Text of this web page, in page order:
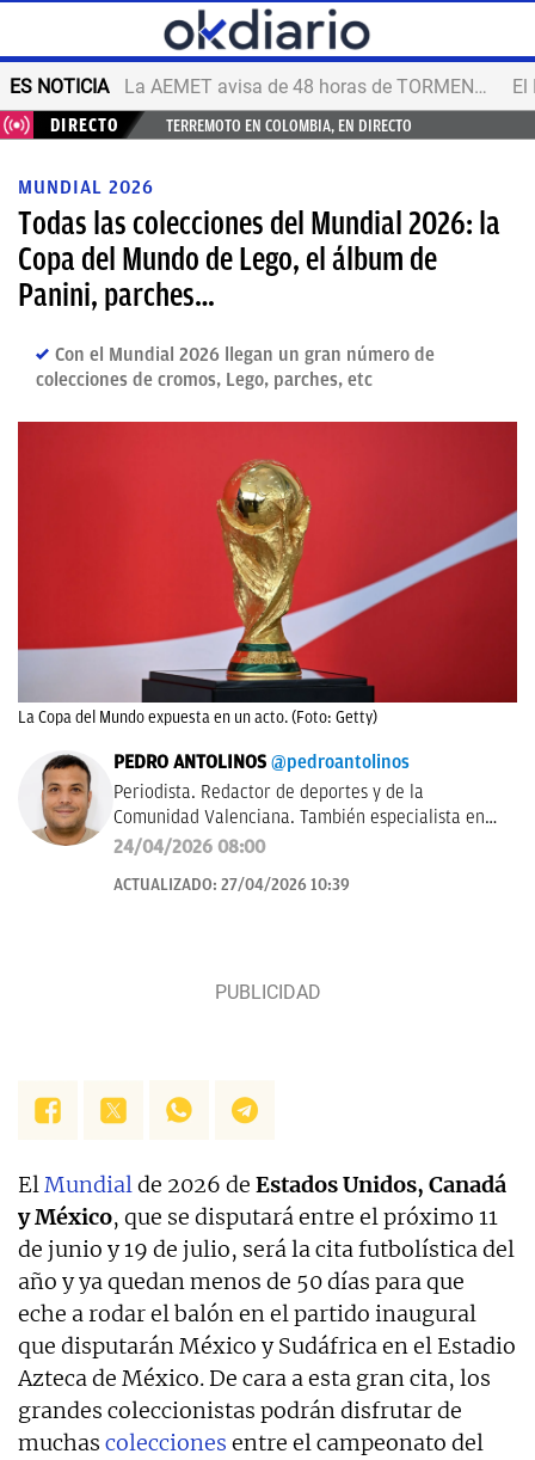
ES NOTICIA La AEMET avisa de 48 horas de TORMENTAS y GRANIZO
DIRECTO TERREMOTO EN COLOMBIA, EN DIRECTO
MUNDIAL 2026
Todas las colecciones del Mundial 2026: la
Copa del Mundo de Lego, el álbum de
Panini, parches…
Con el Mundial 2026 llegan un gran número de
colecciones de cromos, Lego, parches, etc
La Copa del Mundo expuesta en un acto. (Foto: Getty)
PEDRO ANTOLINOS @pedroantolinos
Periodista. Redactor de deportes y de la
Comunidad Valenciana. También especialista en
SEO. En OKDIARIO desde 2017.
24/04/2026 08:00
ACTUALIZADO: 27/04/2026 10:39
ElMundialde 2026 de Estados Unidos, Canadá
y México, que se disputará entre el próximo 11
de junio y 19 de julio, será la cita futbolística del
año y ya quedan menos de 50 días para que
eche a rodar el balón en el partido inaugural
que disputarán México y Sudáfrica en el Estadio
Azteca de México. De cara a esta gran cita, los
grandes coleccionistas podrán disfrutar de
muchas colecciones entre el campeonato del